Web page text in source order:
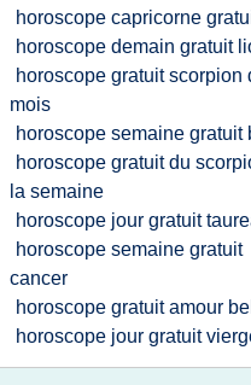
horoscope capricorne
horoscope demain gratuit
horoscope gratuit scorpion
mois
horoscope semaine gratuit
horoscope gratuit du
la semaine
horoscope jour gratuit
horoscope semaine gratuit
cancer
horoscope gratuit amour
horoscope jour gratuit